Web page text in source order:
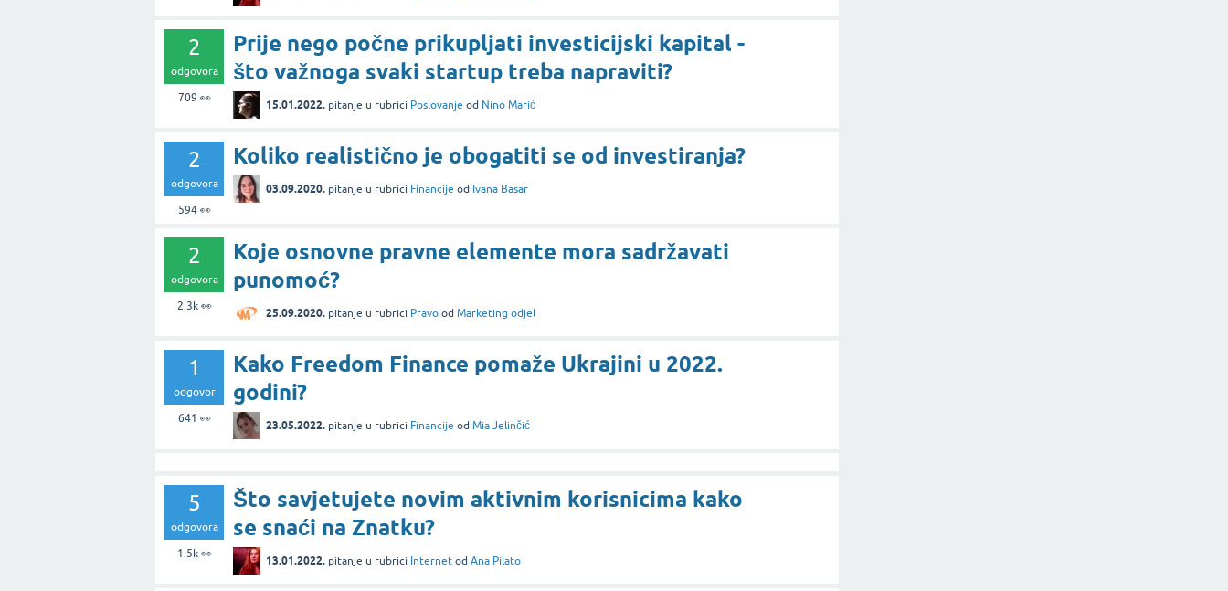
2
odgovora
709 👀
Prije nego počne prikupljati investicijski kapital -
što važnoga svaki startup treba napraviti?
15.01.2022. pitanje u rubrici Poslovanje od Nino Marić
2
odgovora
594👀
Koliko realistično je obogatiti se od investiranja?
03.09.2020. pitanje u rubrici Financije od Ivana Basar
2
odgovora
2.3k👀
Koje osnovne pravne elemente mora sadržavati
punomoć?
25.09.2020. pitanje u rubrici Pravo od Marketing odjel
1
odgovor
641 👀
Kako Freedom Finance pomaže Ukrajini u 2022.
godini?
23.05.2022. pitanje u rubrici Financije od Mia Jelinčić
5
odgovora
1.5k👀
Što savjetujete novim aktivnim korisnicima kako
se snaći na Znatku?
13.01.2022. pitanje u rubrici Internet od Ana Pilato